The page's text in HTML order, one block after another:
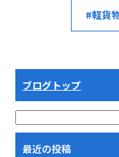
#軽貨
ブログトップ
最近の投稿